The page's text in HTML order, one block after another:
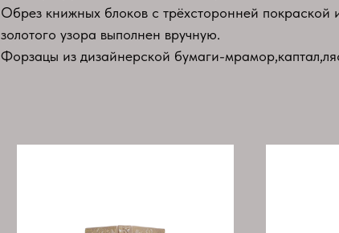
Обрез книжных блоков с трёхсторонней покраской
золотого узора выполнен вручную.
Форзацы из дизайнерской бумаги-